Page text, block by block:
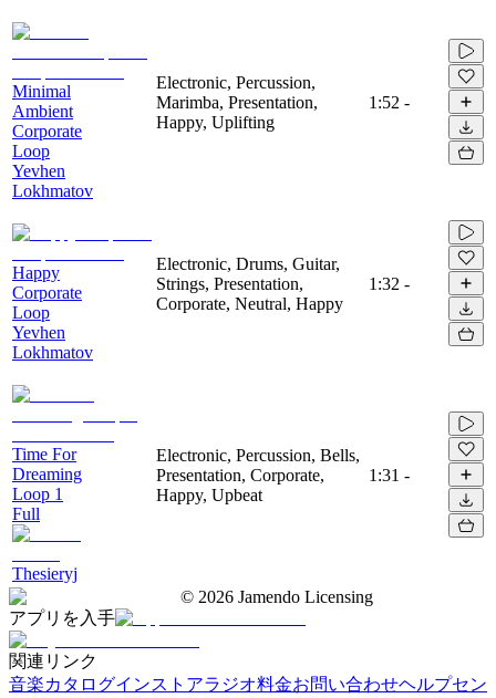
Minimal
Ambient
Corporate
Loop
Yevhen
Lokhmatov
Electronic, Percussion,
Marimba, Presentation,
Happy, Uplifting
1:52 -
Happy
Corporate
Loop
Yevhen
Lokhmatov
Electronic, Drums, Guitar,
Strings, Presentation,
Corporate, Neutral, Happy
1:32 -
Time For
Dreaming
Loop 1
Full
Thesieryj
Electronic, Percussion, Bells,
Presentation, Corporate,
Happy, Upbeat
1:31 -
© 2026 Jamendo Licensing
アプリを入手
関連リンク
音楽カタログインストアラジオ料金お問い合わせヘルプセン